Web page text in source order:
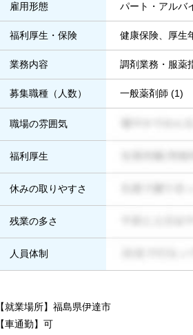
雇用形態 パート・アルバ
福利厚生・保険 健康保険、厚生
業務内容 調剤業務・服薬
募集職種（人数） 一般薬剤師 (1)
職場の雰囲気
福利厚生
休みの取りやすさ
残業の多さ
人員体制
【就業場所】福島県伊達市
【車通勤】可